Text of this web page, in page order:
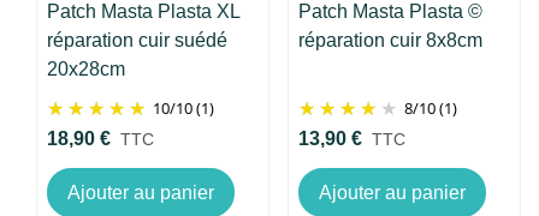
Patch Masta Plasta XL
réparation cuir suédé
20x28cm
10/10(1)
18,90 € TTC
Ajouter au panier
Patch Masta Plasta ©
réparation cuir 8x8cm
8/10(1)
13,90 € TTC
Ajouter au panier